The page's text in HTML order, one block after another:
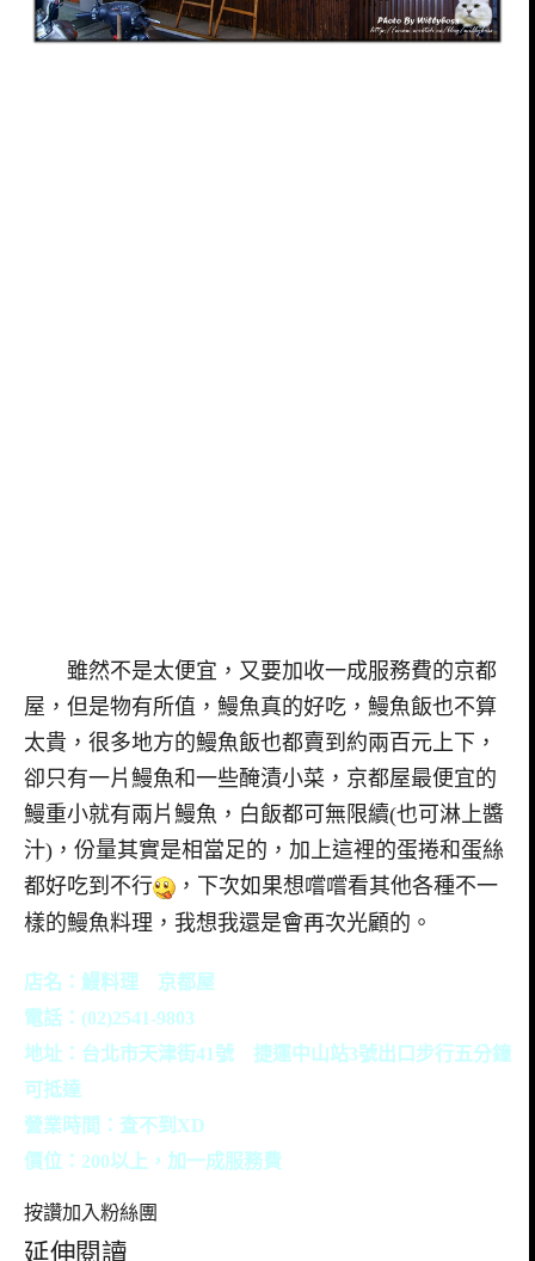
雖然不是太便宜，又要加收一成服務費的京都
屋，但是物有所值，鰻魚真的好吃，鰻魚飯也不算
太貴，很多地方的鰻魚飯也都賣到約兩百元上下，
卻只有一片鰻魚和一些醃漬小菜，京都屋最便宜的
鰻重小就有兩片鰻魚，白飯都可無限續(也可淋上醬
汁)，份量其實是相當足的，加上這裡的蛋捲和蛋絲
都好吃到不行
，下次如果想嚐嚐看其他各種不一
樣的鰻魚料理，我想我還是會再次光顧的。
店名：鰻料理 京都屋
電話：(02)2541-9803
地址：台北市天津街41號 捷運中山站3號出口步行五分鐘
可抵達
營業時間：查不到XD
價位：200以上，加一成服務費
按讚加入粉絲團
延伸閱讀